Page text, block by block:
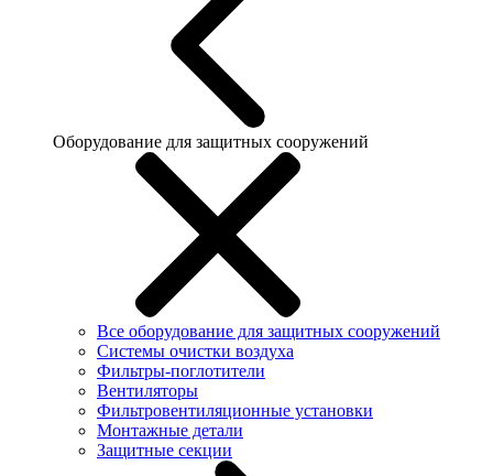
Оборудование для защитных сооружений
Все оборудование для защитных сооружений
Системы очистки воздуха
Фильтры-поглотители
Вентиляторы
Фильтровентиляционные установки
Монтажные детали
Защитные секции